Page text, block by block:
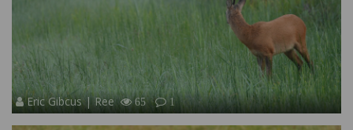
Eric Gibcus | Ree 65 1